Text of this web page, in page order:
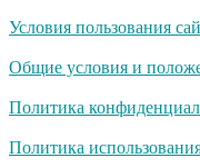
Условия пользования
Общие условия и
Политика
Политика